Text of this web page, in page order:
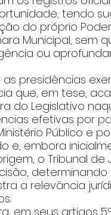
tendo
do próprio
Municipal, sem
ou
presidências
que, em tese,
do Legislativo
efetivas por
Público e
e, embora
o Tribunal de
a relevância
em seus artigos